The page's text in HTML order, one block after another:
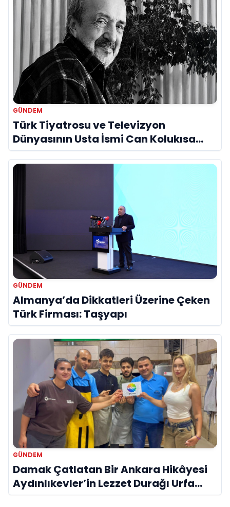
GÜNDEM
Türk Tiyatrosu ve Televizyon
Dünyasının Usta İsmi Can Kolukısa
Hayatını Kaybetti
GÜNDEM
Almanya’da Dikkatleri Üzerine Çeken
Türk Firması: Taşyapı
GÜNDEM
Damak Çatlatan Bir Ankara Hikâyesi
Aydınlıkevler’in Lezzet Durağı Urfa
Damak